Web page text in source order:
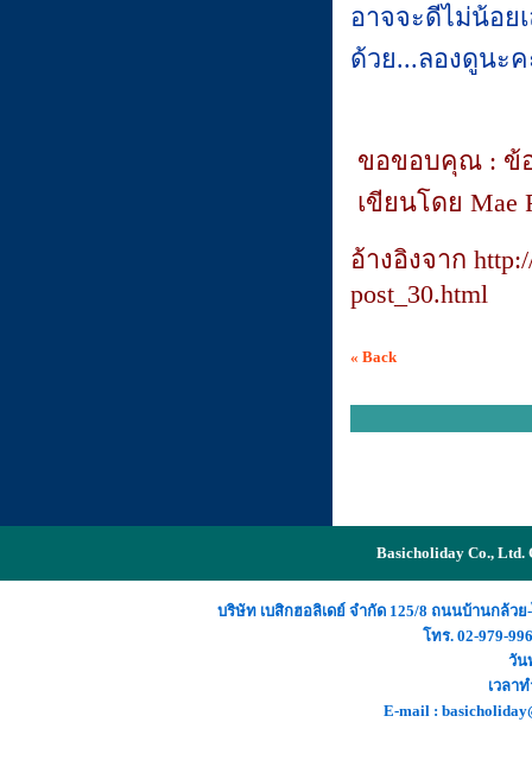
อาจจะดีไม่น้อย
ด้วย...ลองดูนะ
ขอขอบคุณ : ข้
เขียนโดย Mae
อ้างอิงจาก
post_30.html
« Back
Basicholiday Co., Ltd.
บริษัท เบสิกฮอลิเดย์ จำกัด 125/8 ถนนบ้านกล้ว
โทร. 02-979-
วัน
เวลา
E-mail :